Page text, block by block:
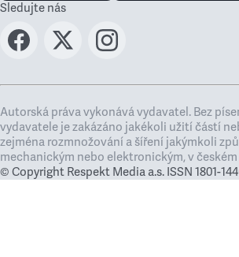
Sledujte nás
Autorská práva vykonává vydavatel. Bez
vydavatele je zakázáno jakékoli užití částí
zejména rozmnožování a šíření jakýmkoli
mechanickým nebo elektronickým, v
© Copyright Respekt Media a.s. ISSN 1801-